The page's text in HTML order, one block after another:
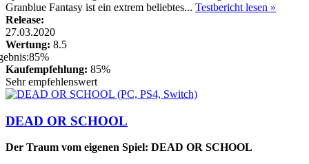
Granblue Fantasy ist ein extrem beliebtes... Testbericht lesen »
Release:
27.03.2020
Wertung: 8.5
Kaufempfehlung: 85%
Sehr empfehlenswert
DEAD OR SCHOOL
Der Traum vom eigenen Spiel: DEAD OR SCHOOL